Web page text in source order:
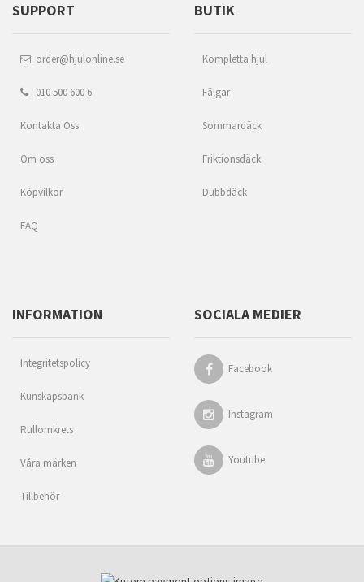
SUPPORT
order@hjulonline.se
010 500 600 6
Kontakta Oss
Om oss
Köpvilkor
FAQ
BUTIK
Kompletta hjul
Fälgar
Sommardäck
Friktionsdäck
Dubbdäck
INFORMATION
Integritetspolicy
Kunskapsbank
Rullomkrets
Våra märken
Tillbehör
SOCIALA MEDIER
Facebook
Instagram
Youtube